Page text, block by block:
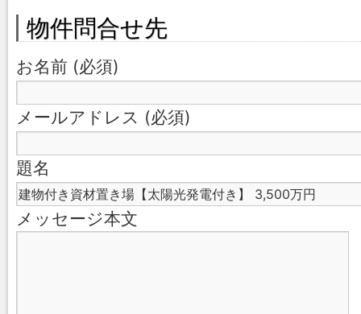
物件問合せ先
お名前 (必須)
メールアドレス (必須)
題名
メッセージ本文